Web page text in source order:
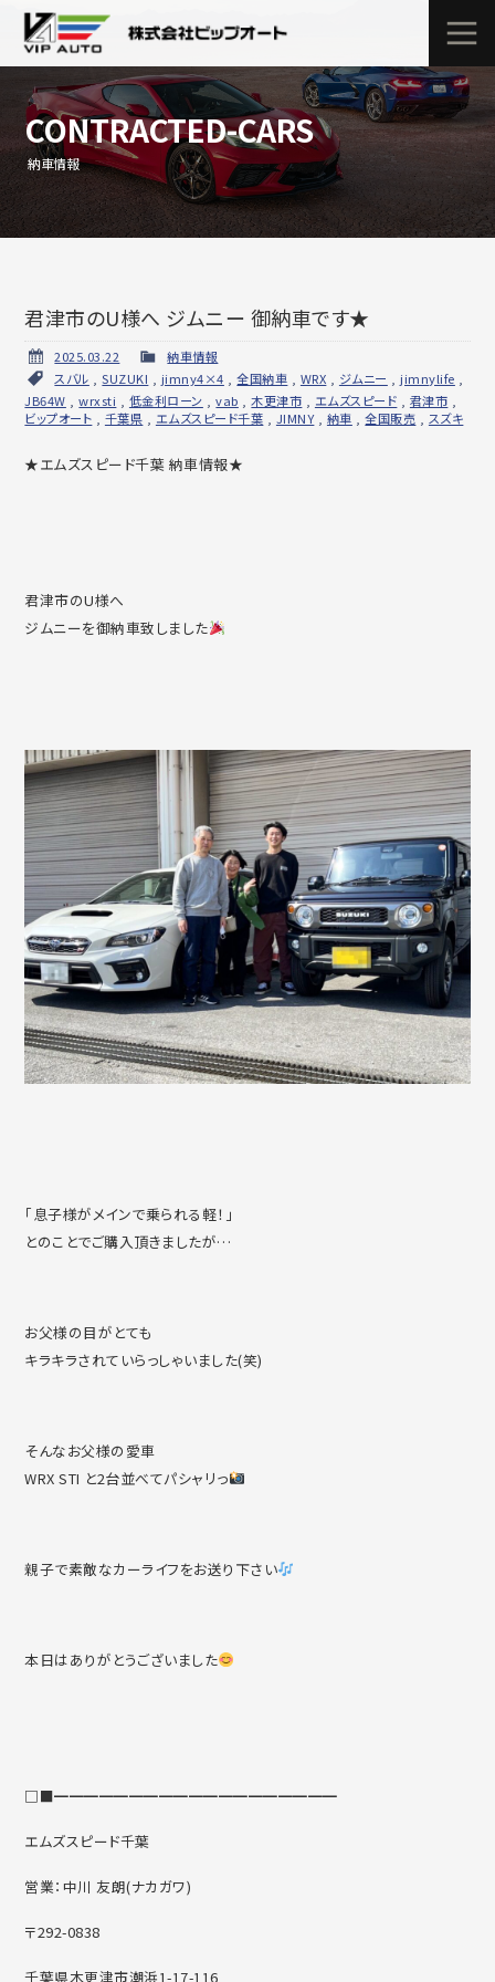
CONTRACTED-CARS
納車情報
君津市のU様へ ジムニー 御納車です★
2025.03.22
納車情報
スバル ,SUZUKI jimny4×4 ,全国納車 WRX ジムニー jimnylife
JB64W ,wrxsti 低金利ローン ,vab ,木更津市 エムズスピード 君津市
ビップオート
千葉県 エムズスピード千葉 JIMNY, 納車 ,全国販売 スズキ
★エムズスピード千葉 納車情報★
君津市のU様へ
ジムニーを御納車致しました
「息子様がメインで乗られる軽！」
とのことでご購入頂きましたが…
お父様の目がとても
キラキラされていらっしゃいました(笑)
そんなお父様の愛車
WRX STI と2台並べてパシャリっ
親子で素敵なカーライフをお送り下さい
本日はありがとうございました
□■━━━━━━━━━━━━━━━━━━━
エムズスピード千葉
営業：中川 友朗(ナカガワ)
〒292-0838
千葉県木更津市潮浜1-17-116